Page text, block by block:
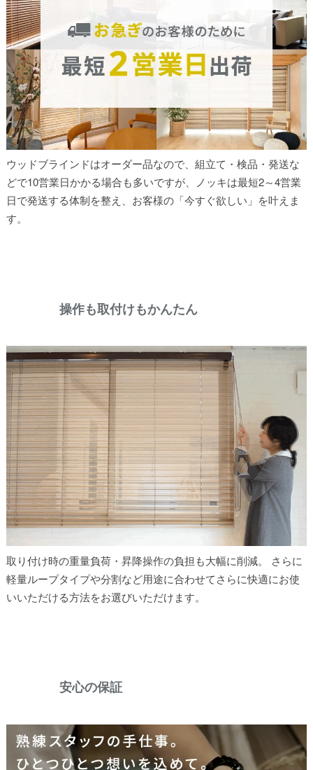
ウッドブラインドはオーダー品なので、組立て・検品・発送な
どで10営業日かかる場合も多いですが、ノッキは最短2～4営業
日で発送する体制を整え、お客様の「今すぐ欲しい」を叶えま
す。
操作も取付けもかんたん
取り付け時の重量負荷・昇降操作の負担も大幅に削減。 さらに
軽量ループタイプや分割など用途に合わせてさらに快適にお使
いいただける方法をお選びいただけます。
安心の保証